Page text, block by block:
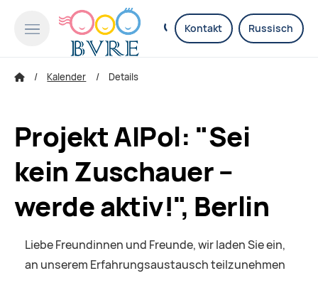
Kontakt Russisch
Kalender Details
Projekt AIPol: "Sei
kein Zuschauer –
werde aktiv!", Berlin
Liebe Freundinnen und Freunde, wir laden Sie ein,
an unserem Erfahrungsaustausch teilzunehmen